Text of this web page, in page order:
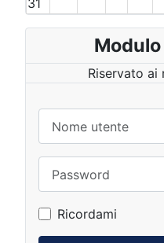
Riservato ai
Ricordami